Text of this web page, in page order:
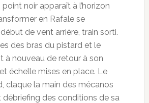
point noir apparaît à l’horizon
en Rafale se
de vent arrière, train sorti.
des bras du pistard et le
à nouveau de retour à son
échelle mises en place. Le
claque la main des mécanos
débriefing des conditions de sa